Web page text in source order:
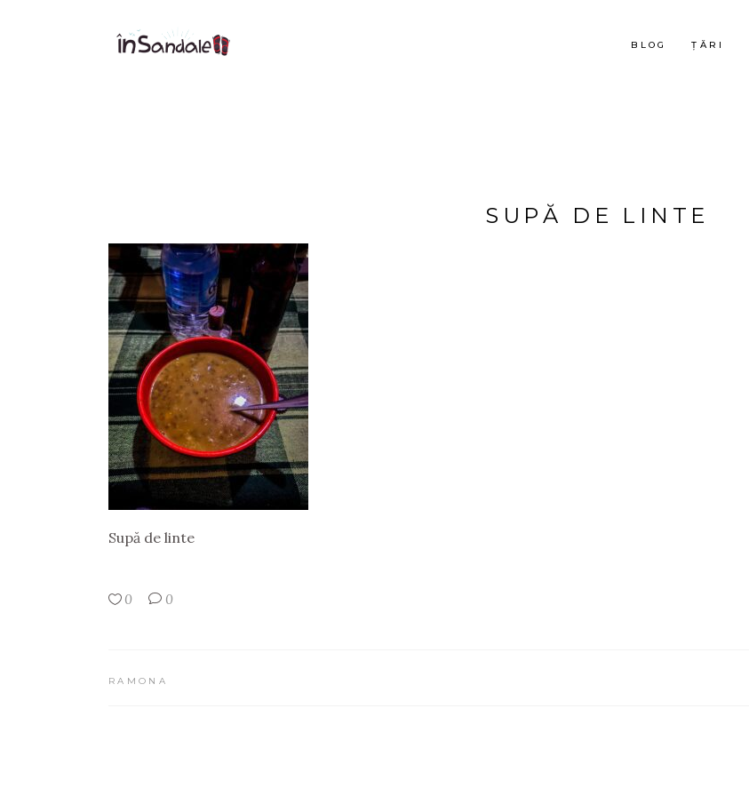
BLOG ȚĂRI
SUPĂ DE LINTE
Supă de linte
0 0
RAMONA